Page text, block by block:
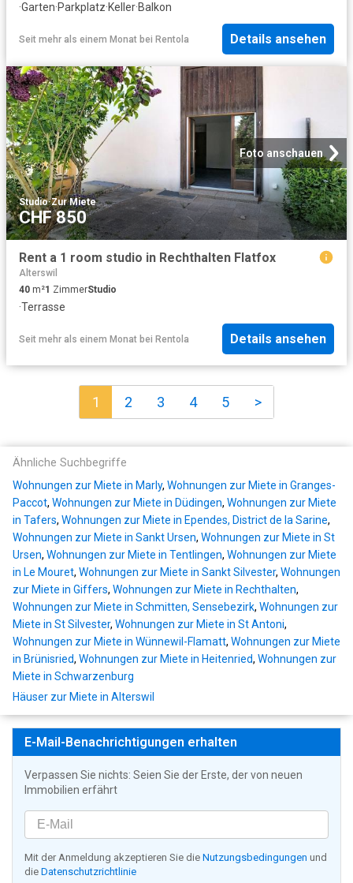
·Garten·Parkplatz·Keller·Balkon
Seit mehr als einem Monat bei Rentola Details ansehen
Foto anschauen
Studio·Zur Miete
CHF 850
Rent a 1 room studio in Rechthalten Flatfox
Alterswil
40 m²1 ZimmerStudio
·Terrasse
Seit mehr als einem Monat bei Rentola Details ansehen
1 2 3 4 5 >
Ähnliche Suchbegriffe
Wohnungen zur Miete in Marly, Wohnungen zur Miete in Granges-
Paccot, Wohnungen zur Miete in Düdingen, Wohnungen zur Miete
in Tafers, Wohnungen zur Miete in Ependes, District de la Sarine,
Wohnungen zur Miete in Sankt Ursen, Wohnungen zur Miete in St
Ursen, Wohnungen zur Miete in Tentlingen, Wohnungen zur Miete
in Le Mouret, Wohnungen zur Miete in Sankt Silvester, Wohnungen
zur Miete in Giffers, Wohnungen zur Miete in Rechthalten,
Wohnungen zur Miete in Schmitten, Sensebezirk, Wohnungen zur
Miete in St Silvester, Wohnungen zur Miete in St Antoni,
Wohnungen zur Miete in Wünnewil-Flamatt, Wohnungen zur Miete
in Brünisried, Wohnungen zur Miete in Heitenried, Wohnungen zur
Miete in Schwarzenburg
Häuser zur Miete in Alterswil
E-Mail-Benachrichtigungen erhalten
Verpassen Sie nichts: Seien Sie der Erste, der von neuen
Immobilien erfährt
Mit der Anmeldung akzeptieren Sie die Nutzungsbedingungen und
die Datenschutzrichtlinie